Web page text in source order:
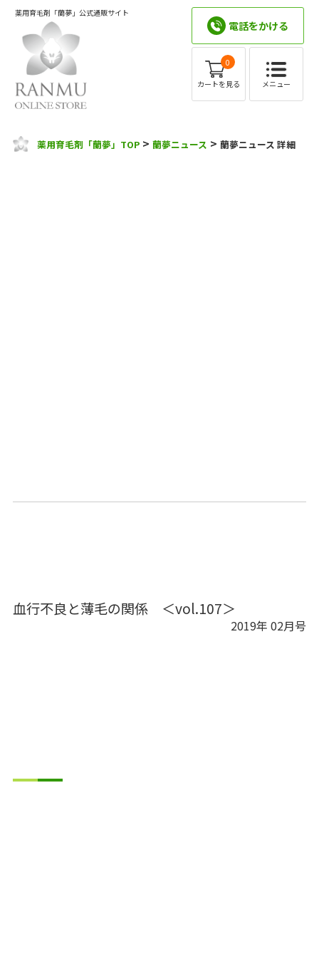
薬用育毛剤「蘭夢」公式通販サイト
電話をかける
0
カートを見る メニュー
薬用育毛剤「蘭夢」TOP >蘭夢ニュース >蘭夢ニュース 詳細
血行不良と薄毛の関係 ＜vol.107＞
2019年 02月号